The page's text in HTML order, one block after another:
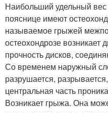
Наибольший удельный
пояснице имеют
называемое грыжей
остеохондрозе возникает
прочность дисков,
Со временем наружный
разрушается,
центральная часть
Возникает грыжа. Она